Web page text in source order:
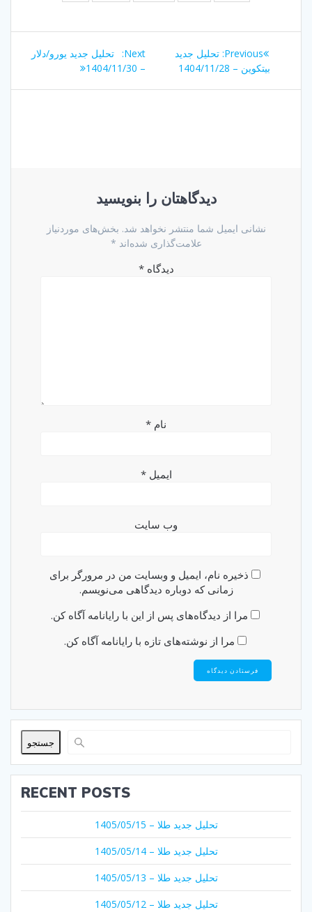
راهبری
نوشته
Previous:
Previous
post:
تحلیل جدید
بیتکوین – 1404/11/28
Next:
Next
post:
تحلیل جدید یورو/دلار
– 1404/11/30
دیدگاهتان را بنویسید
نشانی ایمیل شما منتشر نخواهد شد. بخش‌های موردنیاز
علامت‌گذاری شده‌اند *
دیدگاه*
نام *
ایمیل*
وب‌ سایت
ذخیره نام، ایمیل و وبسایت من در مرورگر برای
زمانی که دوباره دیدگاهی می‌نویسم.
مرا از دیدگاه‌های پس از این با رایانامه آگاه کن.
مرا از نوشته‌های تازه با رایانامه آگاه کن.
جستجو
RECENT POSTS
تحلیل جدید طلا – 1405/05/15
تحلیل جدید طلا – 1405/05/14
تحلیل جدید طلا – 1405/05/13
تحلیل جدید طلا – 1405/05/12